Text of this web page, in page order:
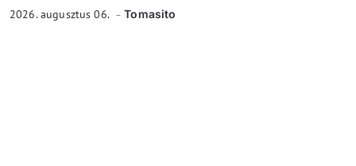
2026. augusztus 06. Tomasito